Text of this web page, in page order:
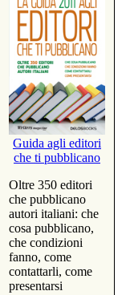
Guida agli editori
che ti pubblicano
Oltre 350 editori
che pubblicano
autori italiani: che
cosa pubblicano,
che condizioni
fanno, come
contattarli, come
presentarsi